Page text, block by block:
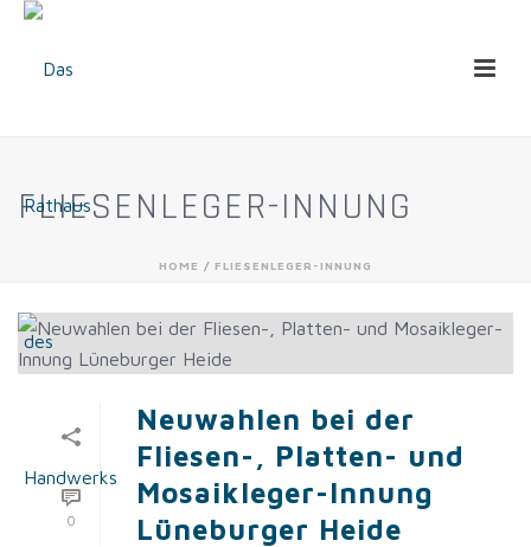
FLIESENLEGER-INNUNG
HOME / FLIESENLEGER-INNUNG
0
Neuwahlen bei der
Fliesen-, Platten- und
Mosaikleger-Innung
Lüneburger Heide